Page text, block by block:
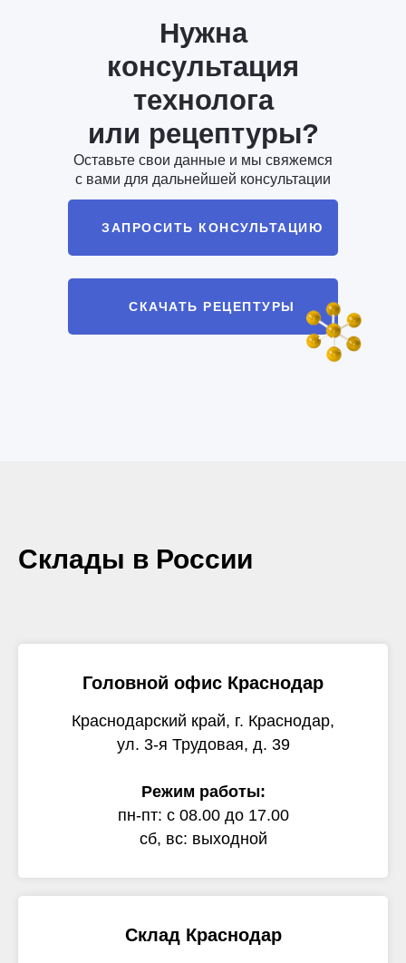
СКАЧАТЬ РЕЦЕПТУРЫ
ЗАПРОСИТЬ КОНСУЛЬТАЦИЮ
Нужна
консультация
технолога
или рецептуры?
Оставьте свои данные и мы свяжемся
с вами для дальнейшей консультации
Склады в России
Головной офис Краснодар
Краснодарский край, г. Краснодар,
ул. 3-я Трудовая, д. 39
Режим работы:
пн-пт: с 08.00 до 17.00
сб, вс: выходной
Склад Краснодар